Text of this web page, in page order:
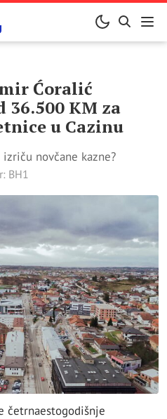
Ćoralić
36.500 KM za
u Cazinu
novčane kazne?
BH1
četrnaestogodišnje